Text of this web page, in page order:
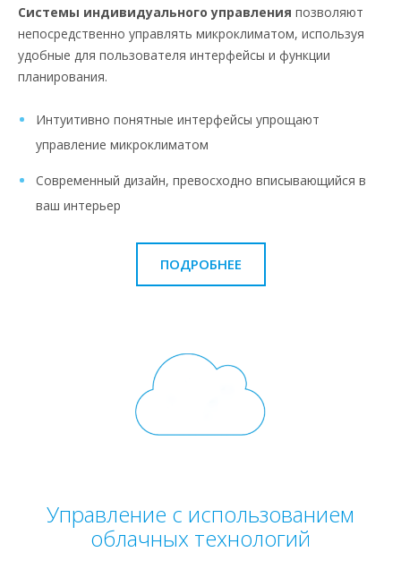
Системы индивидуального управления позволяют
непосредственно управлять микроклиматом, используя
удобные для пользователя интерфейсы и функции
планирования.
Интуитивно понятные интерфейсы упрощают
управление микроклиматом
Современный дизайн, превосходно вписывающийся в
ваш интерьер
ПОДРОБНЕЕ
Управление с использованием
облачных технологий